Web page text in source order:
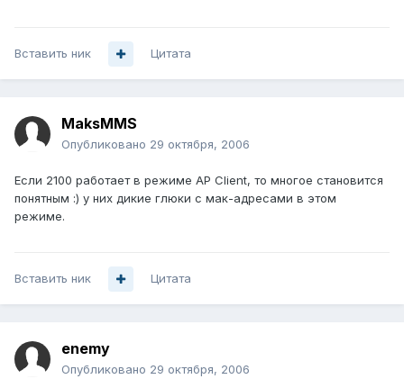
Вставить ник Цитата
MaksMMS
Опубликовано 29 октября, 2006
Если 2100 работает в режиме AP Client, то многое становится
понятным :) у них дикие глюки с мак-адресами в этом
режиме.
Вставить ник Цитата
enemy
Опубликовано 29 октября, 2006